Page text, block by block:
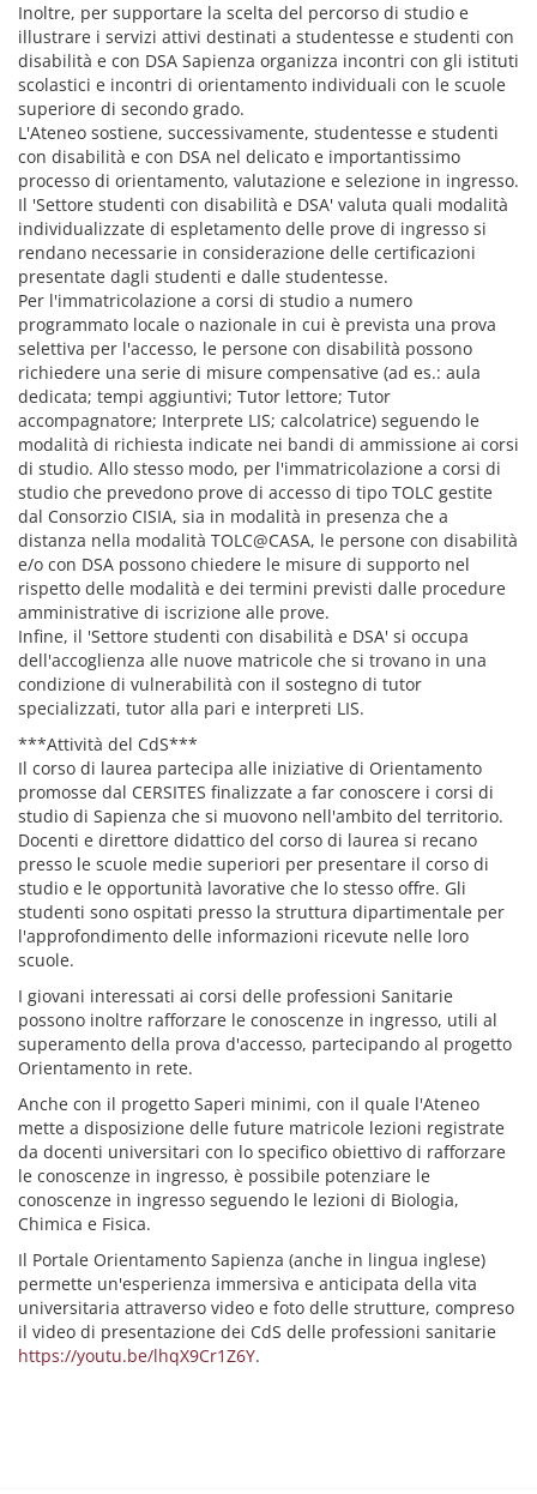
Inoltre, per supportare la scelta del percorso di studio e
illustrare i servizi attivi destinati a studentesse e studenti con
disabilità e con DSA Sapienza organizza incontri con gli istituti
scolastici e incontri di orientamento individuali con le scuole
superiore di secondo grado.
L'Ateneo sostiene, successivamente, studentesse e studenti
con disabilità e con DSA nel delicato e importantissimo
processo di orientamento, valutazione e selezione in ingresso.
Il 'Settore studenti con disabilità e DSA' valuta quali modalità
individualizzate di espletamento delle prove di ingresso si
rendano necessarie in considerazione delle certificazioni
presentate dagli studenti e dalle studentesse.
Per l'immatricolazione a corsi di studio a numero
programmato locale o nazionale in cui è prevista una prova
selettiva per l'accesso, le persone con disabilità possono
richiedere una serie di misure compensative (ad es.: aula
dedicata; tempi aggiuntivi; Tutor lettore; Tutor
accompagnatore; Interprete LIS; calcolatrice) seguendo le
modalità di richiesta indicate nei bandi di ammissione ai corsi
di studio. Allo stesso modo, per l'immatricolazione a corsi di
studio che prevedono prove di accesso di tipo TOLC gestite
dal Consorzio CISIA, sia in modalità in presenza che a
distanza nella modalità TOLC@CASA, le persone con disabilità
e/o con DSA possono chiedere le misure di supporto nel
rispetto delle modalità e dei termini previsti dalle procedure
amministrative di iscrizione alle prove.
Infine, il 'Settore studenti con disabilità e DSA' si occupa
dell'accoglienza alle nuove matricole che si trovano in una
condizione di vulnerabilità con il sostegno di tutor
specializzati, tutor alla pari e interpreti LIS.
***Attività del CdS***
Il corso di laurea partecipa alle iniziative di Orientamento
promosse dal CERSITES finalizzate a far conoscere i corsi di
studio di Sapienza che si muovono nell'ambito del territorio.
Docenti e direttore didattico del corso di laurea si recano
presso le scuole medie superiori per presentare il corso di
studio e le opportunità lavorative che lo stesso offre. Gli
studenti sono ospitati presso la struttura dipartimentale per
l'approfondimento delle informazioni ricevute nelle loro
scuole.
I giovani interessati ai corsi delle professioni Sanitarie
possono inoltre rafforzare le conoscenze in ingresso, utili al
superamento della prova d'accesso, partecipando al progetto
Orientamento in rete.
Anche con il progetto Saperi minimi, con il quale l'Ateneo
mette a disposizione delle future matricole lezioni registrate
da docenti universitari con lo specifico obiettivo di rafforzare
le conoscenze in ingresso, è possibile potenziare le
conoscenze in ingresso seguendo le lezioni di Biologia,
Chimica e Fisica.
Il Portale Orientamento Sapienza (anche in lingua inglese)
permette un'esperienza immersiva e anticipata della vita
universitaria attraverso video e foto delle strutture, compreso
il video di presentazione dei CdS delle professioni sanitarie
https://youtu.be/lhqX9Cr1Z6Y.